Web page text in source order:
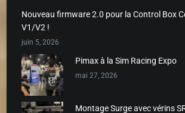
Nouveau firmware 2.0 pour la Control Box
V1/V2 !
juin 5, 2026
Pimax à la Sim Racing Expo
mai 27, 2026
Montage Surge avec vérins